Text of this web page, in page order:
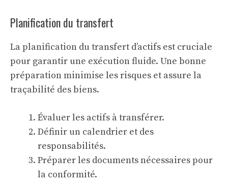
Planification du transfert
La planification du transfert d’actifs est cruciale
pour garantir une exécution fluide. Une bonne
préparation minimise les risques et assure la
traçabilité des biens.
Évaluer les actifs à transférer.
Définir un calendrier et des
responsabilités.
Préparer les documents nécessaires pour
la conformité.